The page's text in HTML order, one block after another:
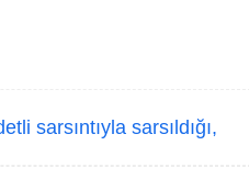
sarsıntıyla sarsıldığı,